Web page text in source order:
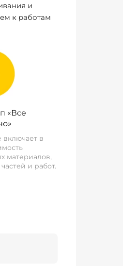
и
к работам
«Все
в
материалов,
и работ.